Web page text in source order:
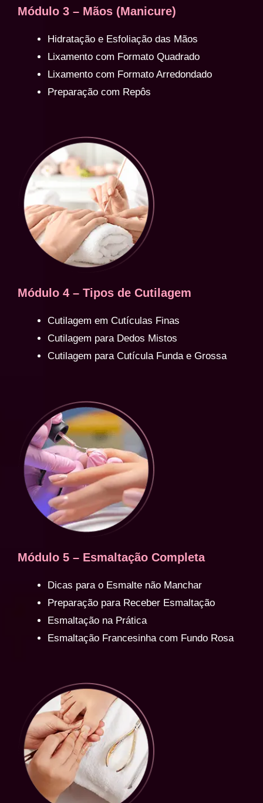
Módulo 3 – Mãos (Manicure)
Hidratação e Esfoliação das Mãos
Lixamento com Formato Quadrado
Lixamento com Formato Arredondado
Preparação com Repôs
Módulo 4 – Tipos de Cutilagem
Cutilagem em Cutículas Finas
Cutilagem para Dedos Mistos
Cutilagem para Cutícula Funda e Grossa
Módulo 5 – Esmaltação Completa
Dicas para o Esmalte não Manchar
Preparação para Receber Esmaltação
Esmaltação na Prática
Esmaltação Francesinha com Fundo Rosa